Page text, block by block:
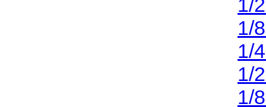
1/
1/
1/
1/
1/